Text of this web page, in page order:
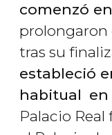
comenzó en
prolongaron
tras su
estableció
habitual en
Palacio